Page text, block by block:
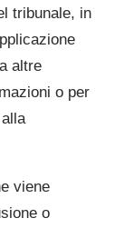
tribunale, in
altre
o per
viene
o